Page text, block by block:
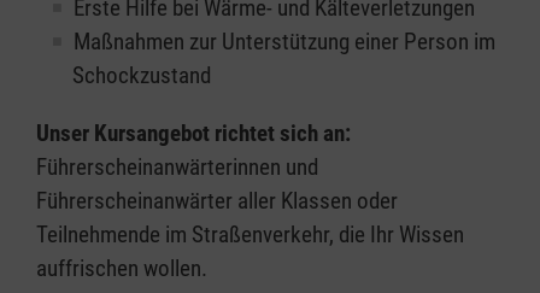
Erste Hilfe bei Wärme- und Kälteverletzungen
Maßnahmen zur Unterstützung einer Person im
Schockzustand
Unser Kursangebot richtet sich an:
Führerscheinanwärterinnen und
Führerscheinanwärter aller Klassen oder
Teilnehmende im Straßenverkehr, die Ihr Wissen
auffrischen wollen.